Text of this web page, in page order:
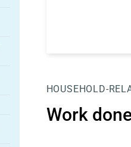
HOUSEHOLD-
Work